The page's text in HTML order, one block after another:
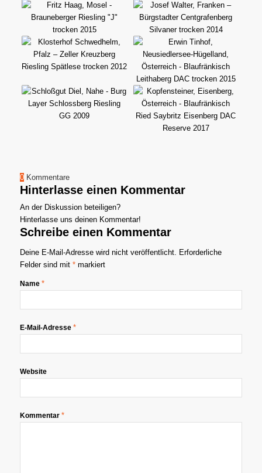
0 Kommentare
Hinterlasse einen Kommentar
An der Diskussion beteiligen?
Hinterlasse uns deinen Kommentar!
Schreibe einen Kommentar
Deine E-Mail-Adresse wird nicht veröffentlicht. Erforderliche
Felder sind mit *markiert
Name *
E-Mail-Adresse *
Website
Kommentar *